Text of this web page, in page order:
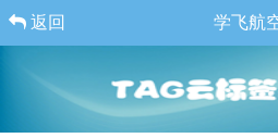
返回 学飞航